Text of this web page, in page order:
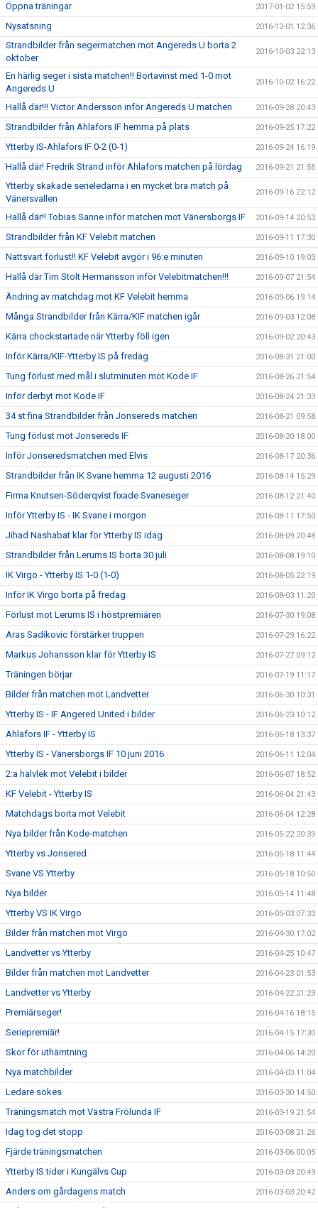
Öppna träningar 2017-01-02 15:59
Nysatsning 2016-12-01 12:36
Strandbilder från segermatchen mot Angereds U borta 2
oktober
2016-10-03 22:13
En härlig seger i sista matchen!! Bortavinst med 1-0 mot
Angereds U
2016-10-02 16:22
Hallå där!!! Victor Andersson inför Angereds U matchen 2016-09-28 20:43
Strandbilder från Ahlafors IF hemma på plats 2016-09-25 17:22
Ytterby IS-Ahlafors IF 0-2 (0-1) 2016-09-24 16:19
Hallå där! Fredrik Strand inför Ahlafors matchen på lördag 2016-09-21 21:55
Ytterby skakade serieledarna i en mycket bra match på
Vänersvallen
2016-09-16 22:12
Hallå där!! Tobias Sanne inför matchen mot Vänersborgs IF 2016-09-14 20:53
Strandbilder från KF Velebit matchen 2016-09-11 17:30
Nattsvart förlust!! KF Velebit avgör i 96:e minuten 2016-09-10 19:03
Hallå där Tim Stolt Hermansson inför Velebitmatchen!!! 2016-09-07 21:54
Ändring av matchdag mot KF Velebit hemma 2016-09-06 19:14
Många Strandbilder från Kärra/KIF matchen igår 2016-09-03 12:08
Kärra chockstartade när Ytterby föll igen 2016-09-02 20:43
Inför Kärra/KIF-Ytterby IS på fredag 2016-08-31 21:00
Tung förlust med mål i slutminuten mot Kode IF 2016-08-26 21:54
Inför derbyt mot Kode IF 2016-08-24 21:33
34 st fina Strandbilder från Jonsereds matchen 2016-08-21 09:58
Tung förlust mot Jonsereds IF 2016-08-20 18:00
Inför Jonseredsmatchen med Elvis 2016-08-17 20:36
Strandbilder från IK Svane hemma 12 augusti 2016 2016-08-14 15:29
Firma Knutsen-Söderqvist fixade Svaneseger 2016-08-12 21:40
Inför Ytterby IS - IK Svane i morgon 2016-08-11 17:50
Jihad Nashabat klar för Ytterby IS idag 2016-08-09 20:48
Strandbilder från Lerums IS borta 30 juli 2016-08-08 19:10
IK Virgo - Ytterby IS 1-0 (1-0) 2016-08-05 22:19
Inför IK Virgo borta på fredag 2016-08-03 11:20
Förlust mot Lerums IS i höstpremiären 2016-07-30 19:08
Aras Sadikovic förstärker truppen 2016-07-29 16:22
Markus Johansson klar för Ytterby IS 2016-07-27 09:12
Träningen börjar 2016-07-19 11:17
Bilder från matchen mot Landvetter 2016-06-30 10:31
Ytterby IS - IF Angered United i bilder 2016-06-23 10:12
Ahlafors IF - Ytterby IS 2016-06-18 13:37
Ytterby IS - Vänersborgs IF 10 juni 2016 2016-06-11 12:04
2:a halvlek mot Velebit i bilder 2016-06-07 18:52
KF Velebit - Ytterby IS 2016-06-04 21:43
Matchdags borta mot Velebit 2016-06-04 12:28
Nya bilder från Kode-matchen 2016-05-22 20:39
Ytterby vs Jonsered 2016-05-18 11:44
Svane VS Ytterby 2016-05-18 10:50
Nya bilder 2016-05-14 11:48
Ytterby VS IK Virgo 2016-05-03 07:33
Bilder från matchen mot Virgo 2016-04-30 17:02
Landvetter vs Ytterby 2016-04-25 10:47
Bilder från matchen mot Landvetter 2016-04-23 01:53
Landvetter vs Ytterby 2016-04-22 21:23
Premiärseger! 2016-04-16 18:15
Seriepremiär! 2016-04-15 17:30
Skor för uthämtning 2016-04-06 14:20
Nya matchbilder 2016-04-03 11:04
Ledare sökes 2016-03-30 14:50
Träningsmatch mot Västra Frölunda IF 2016-03-19 21:54
Idag tog det stopp 2016-03-08 21:26
Fjärde träningsmatchen 2016-03-06 00:05
Ytterby IS tider i Kungälvs Cup 2016-03-03 20:49
Anders om gårdagens match 2016-03-03 20:42